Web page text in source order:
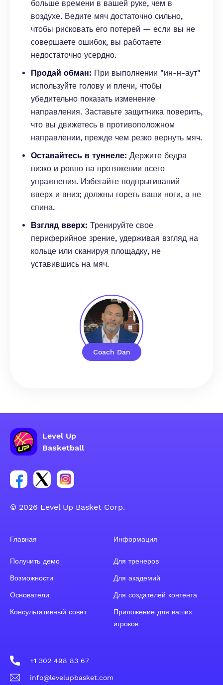
Coach Dan
больше времени в вашей руке, чем в
воздухе. Ведите мяч достаточно сильно,
чтобы рисковать его потерей — если вы не
совершаете ошибок, вы работаете
недостаточно усердно.
Продай обман: При выполнении "ин-н-аут"
используйте голову и плечи, чтобы
убедительно показать изменение
направления. Заставьте защитника поверить,
что вы движетесь в противоположном
направлении, прежде чем резко вернуть мяч.
Оставайтесь в туннеле: Держите бедра
низко и ровно на протяжении всего
упражнения. Избегайте подпрыгиваний
вверх и вниз; должны гореть ваши ноги, а не
спина.
Взгляд вверх: Тренируйте свое
периферийное зрение, удерживая взгляд на
кольце или сканируя площадку, не
уставившись на мяч.
Level Up
Basketball
Ссылка на группу Facebook
Ссылка на группу Tweeter
Ссылка на группу Instagram
© 2026 Level Up Basket Corp.
Главная
Получить демо
Возможности
Основатели
Консультативный совет
Информация
Для тренеров
Для академий
Для создателей контента
Приложение для ваших
игроков
+1 302 498 83 67
info@levelupbasket.com